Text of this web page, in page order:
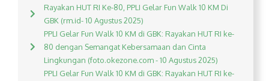
Rayakan HUT RI Ke-80, PPLI Gelar Fun Walk 10 KM Di
GBK (rm.id- 10 Agustus 2025)
PPLI Gelar Fun Walk 10 KM di GBK: Rayakan HUT RI ke-
80 dengan Semangat Kebersamaan dan Cinta
Lingkungan (foto.okezone.com - 10 Agustus 2025)
PPLI Gelar Fun Walk 10 KM di GBK: Rayakan HUT RI ke-